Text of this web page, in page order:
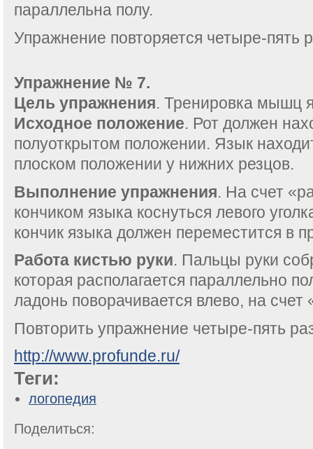
параллельна полу.
Упражнение повторяется четыре-пять
Упражнение № 7.
Цель упражнения. Тренировка мышц
Исходное положение. Рот должен
полуоткрытом положении. Язык
плоском положении у нижних резцов.
Выполнение упражнения. На счет
кончиком языка коснуться левого
кончик языка должен переместится в
Работа кистью руки. Пальцы руки
которая располагается параллельно
ладонь поворачивается влево, на счет
Повторить упражнение четыре-пять
http://www.profunde.ru/
Теги:
логопедия
Поделиться: